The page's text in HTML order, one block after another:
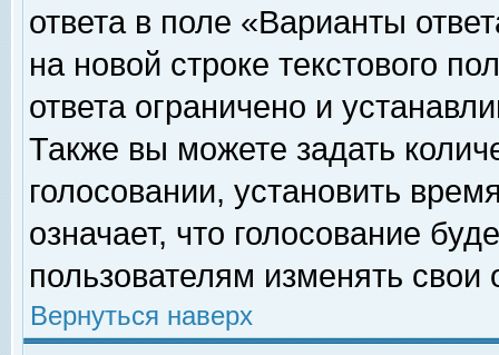
ответа в поле «Варианты
на новой строке текстового
ответа ограничено и
Также вы можете задать
голосовании, установить
означает, что голосование
пользователям изменять свои
Вернуться наверх